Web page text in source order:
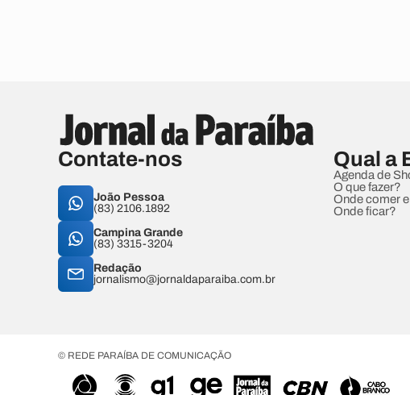
Contate-nos
João Pessoa
(83) 2106.1892
Campina Grande
(83) 3315-3204
Redação
jornalismo@jornaldaparaiba.com.br
Qual a
Agenda de
O que fazer?
Onde comer
Onde ficar?
© REDE PARAÍBA DE COMUNICAÇÃO